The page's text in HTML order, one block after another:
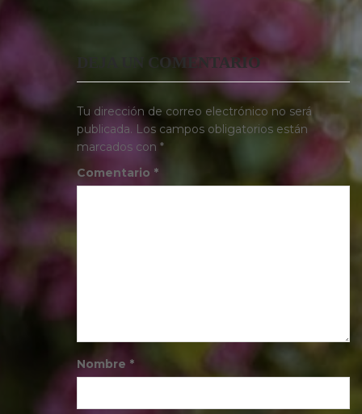
DEJA UN COMENTARIO
Tu dirección de correo electrónico no será
publicada. Los campos obligatorios están
marcados con *
Comentario *
Nombre *